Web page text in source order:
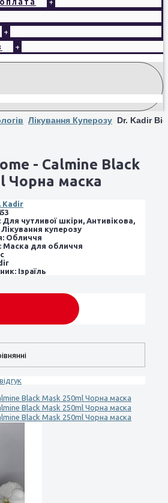
+
+
+
Лікування Куперозу Dr. Kadir
- Calmine Black
Чорна маска
Kadir
Для чутливої ​​шкіри, Антивікова,
куперозу
Обличчя
Маска для обличчя
Ізраїль